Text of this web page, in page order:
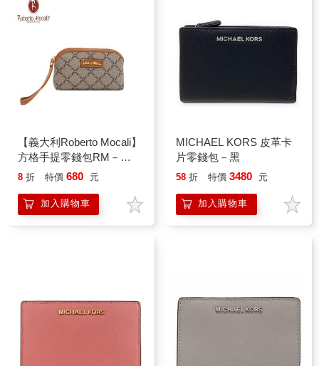
【義大利Roberto Mocali】
方格手提零錢包RM－
89831
8 折 特價 680 元
加入購物車
MICHAEL KORS 皮革卡
片零錢包－黑
58 折 特價 3480 元
加入購物車